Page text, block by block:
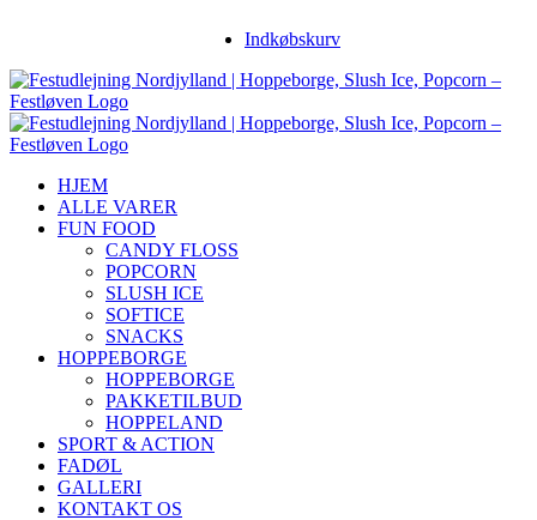
Indkøbskurv
HJEM
ALLE VARER
FUN FOOD
CANDY FLOSS
POPCORN
SLUSH ICE
SOFTICE
SNACKS
HOPPEBORGE
HOPPEBORGE
PAKKETILBUD
HOPPELAND
SPORT & ACTION
FADØL
GALLERI
KONTAKT OS